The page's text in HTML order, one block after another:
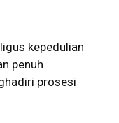
kepedulian
penuh
prosesi